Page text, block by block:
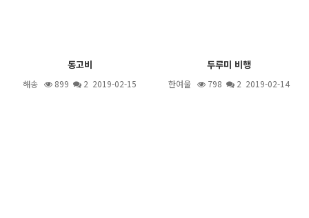
동고비
해송 899 2 2019-02-15
두루미 비행
한여울 798 2 2019-02-14